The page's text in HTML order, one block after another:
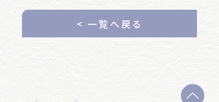
< 一覧へ戻る